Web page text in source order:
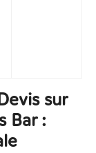
sur
Bar :